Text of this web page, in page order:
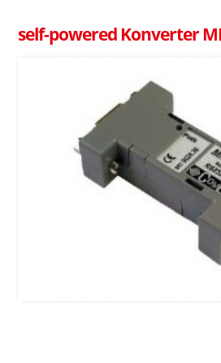
self-powered Konverter